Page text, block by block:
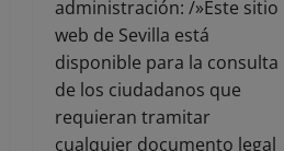
administración: /»Este sitio
web de Sevilla está
disponible para la consulta
de los ciudadanos que
requieran tramitar
cualquier documento legal